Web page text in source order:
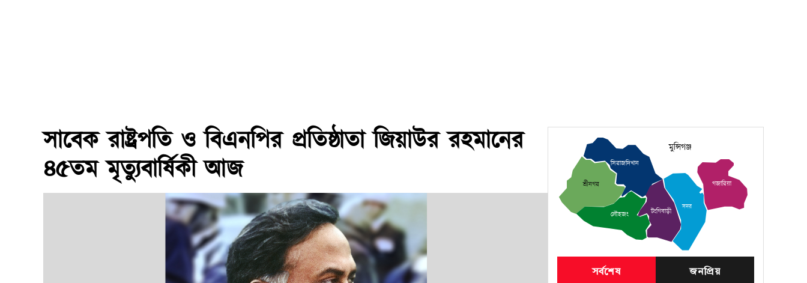
সাবেক রাষ্ট্রপতি ও বিএনপির প্রতিষ্ঠাতা জিয়াউর রহমানের
৪৫তম মৃত্যুবার্ষিকী আজ
শ্রীনগর
সিরাজদিখান
টংগিবাড়ী
সদর
গজারিয়া
লৌহজং
মুন্সিগঞ্জ
সর্বশেষ জনপ্রিয়